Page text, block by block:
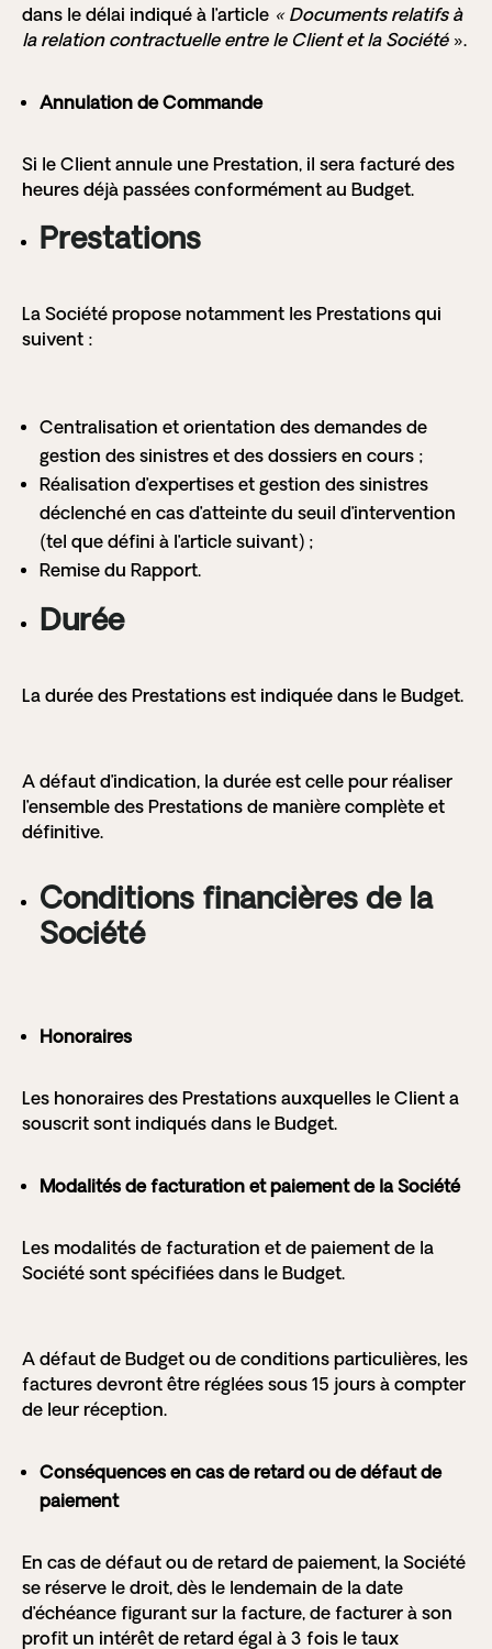
dans le délai indiqué à l’article « Documents relatifs à
la relation contractuelle entre le Client et la Société ».
Annulation de Commande
Si le Client annule une Prestation, il sera facturé des
heures déjà passées conformément au Budget.
Prestations
La Société propose notamment les Prestations qui
suivent :
Centralisation et orientation des demandes de
gestion des sinistres et des dossiers en cours ;
Réalisation d’expertises et gestion des sinistres
déclenché en cas d’atteinte du seuil d’intervention
(tel que défini à l’article suivant) ;
Remise du Rapport.
Durée
La durée des Prestations est indiquée dans le Budget.
A défaut d’indication, la durée est celle pour réaliser
l’ensemble des Prestations de manière complète et
définitive.
Conditions financières de la
Société
Honoraires
Les honoraires des Prestations auxquelles le Client a
souscrit sont indiqués dans le Budget.
Modalités de facturation et paiement de la Société
Les modalités de facturation et de paiement de la
Société sont spécifiées dans le Budget.
A défaut de Budget ou de conditions particulières, les
factures devront être réglées sous 15 jours à compter
de leur réception.
Conséquences en cas de retard ou de défaut de
paiement
En cas de défaut ou de retard de paiement, la Société
se réserve le droit, dès le lendemain de la date
d’échéance figurant sur la facture, de facturer à son
profit un intérêt de retard égal à 3 fois le taux